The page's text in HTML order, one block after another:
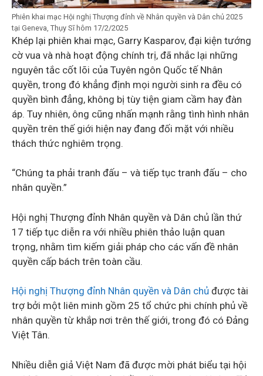
Phiên khai mạc Hội nghị Thượng đỉnh về Nhân quyền và Dân chủ 2025
tại Geneva, Thụy Sĩ hôm 17/2/2025
Khép lại phiên khai mạc, Garry Kasparov, đại kiện tướng
cờ vua và nhà hoạt động chính trị, đã nhắc lại những
nguyên tắc cốt lõi của Tuyên ngôn Quốc tế Nhân
quyền, trong đó khẳng định mọi người sinh ra đều có
quyền bình đẳng, không bị tùy tiện giam cầm hay đàn
áp. Tuy nhiên, ông cũng nhấn mạnh rằng tình hình nhân
quyền trên thế giới hiện nay đang đối mặt với nhiều
thách thức nghiêm trọng.
“Chúng ta phải tranh đấu – và tiếp tục tranh đấu – cho
nhân quyền.”
Hội nghị Thượng đỉnh Nhân quyền và Dân chủ lần thứ
17 tiếp tục diễn ra với nhiều phiên thảo luận quan
trọng, nhằm tìm kiếm giải pháp cho các vấn đề nhân
quyền cấp bách trên toàn cầu.
Hội nghị Thượng đỉnh Nhân quyền và Dân chủ được tài
trợ bởi một liên minh gồm 25 tổ chức phi chính phủ về
nhân quyền từ khắp nơi trên thế giới, trong đó có Đảng
Việt Tân.
Nhiều diễn giả Việt Nam đã được mời phát biểu tại hội